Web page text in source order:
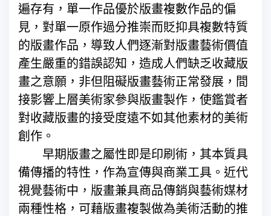
遍存有，單一作品優於版畫複數作品的偏
見，對單一原作過分推崇而貶抑具複數特質
的版畫作品，導致人們逐漸對版畫藝術價值
產生嚴重的錯誤認知，造成人們缺乏收藏版
畫之意願，非但阻礙版畫藝術正常發展，間
接影響上層美術家參與版畫製作，使鑑賞者
對收藏版畫的接受度遠不如其他素材的美術
創作。
早期版畫之屬性即是印刷術，其本質具
備傳播的特性，作為宣傳與商業工具。近代
視覺藝術中，版畫兼具商品傳銷與藝術媒材
兩種性格，可藉版畫複製做為美術活動的推